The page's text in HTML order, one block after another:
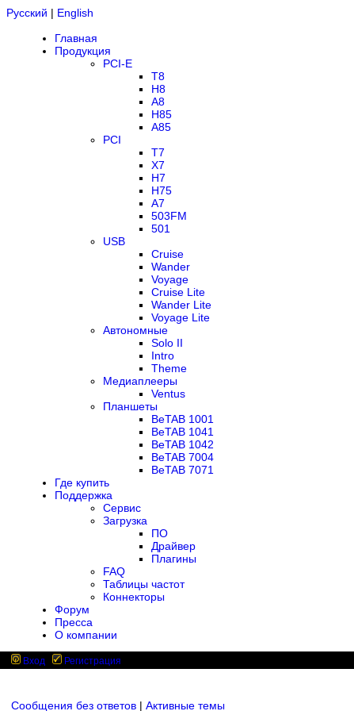
Русский | English
Главная
Продукция
PCI-E
T8
H8
A8
H85
A85
PCI
T7
X7
H7
H75
A7
503FM
501
USB
Cruise
Wander
Voyage
Cruise Lite
Wander Lite
Voyage Lite
Автономные
Solo II
Intro
Theme
Медиаплееры
Ventus
Планшеты
BeTAB 1001
BeTAB 1041
BeTAB 1042
BeTAB 7004
BeTAB 7071
Где купить
Поддержка
Сервис
Загрузка
ПО
Драйвер
Плагины
FAQ
Таблицы частот
Коннекторы
Форум
Пресса
О компании
Вход Регистрация
Сообщения без ответов | Активные темы